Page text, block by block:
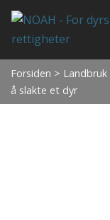
Forsiden > Landbruk
å slakte et dyr